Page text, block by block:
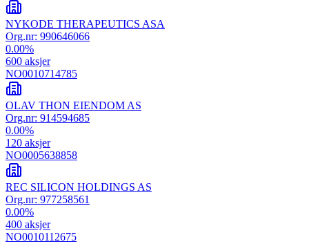
NYKODE THERAPEUTICS ASA
Org.nr: 990646066
0.00%
600 aksjer
NO0010714785
OLAV THON EIENDOM AS
Org.nr: 914594685
0.00%
120 aksjer
NO0005638858
REC SILICON HOLDINGS AS
Org.nr: 977258561
0.00%
400 aksjer
NO0010112675